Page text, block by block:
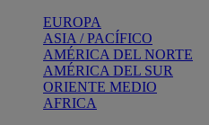
EUROPA
ASIA / PACÍFICO
AMÉRICA DEL NORTE
AMÉRICA DEL SUR
ORIENTE MEDIO
AFRICA